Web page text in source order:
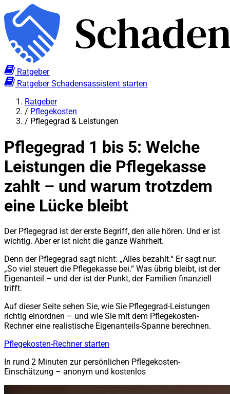
Ratgeber
RatgeberSchadensassistent starten
Ratgeber
/ Pflegekosten
/ Pflegegrad & Leistungen
Pflegegrad 1 bis 5: Welche
Leistungen die Pflegekasse
zahlt – und warum trotzdem
eine Lücke bleibt
Der Pflegegrad ist der erste Begriff, den alle hören. Und er ist
wichtig. Aber er ist nicht die ganze Wahrheit.
Denn der Pflegegrad sagt nicht: „Alles bezahlt.“ Er sagt nur:
„So viel steuert die Pflegekasse bei.“ Was übrig bleibt, ist der
Eigenanteil – und der ist der Punkt, der Familien finanziell
trifft.
Auf dieser Seite sehen Sie, wie Sie Pflegegrad-Leistungen
richtig einordnen – und wie Sie mit dem Pflegekosten-
Rechner eine realistische Eigenanteils-Spanne berechnen.
Pflegekosten-Rechner starten
In rund 2 Minuten zur persönlichen Pflegekosten-
Einschätzung – anonym und kostenlos